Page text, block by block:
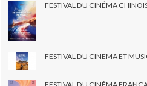
FESTIVAL DU CINÉMA
FESTIVAL DU CINEMA ET